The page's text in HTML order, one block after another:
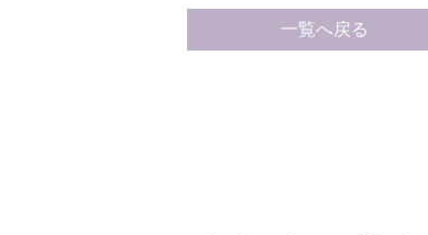
一覧へ戻る